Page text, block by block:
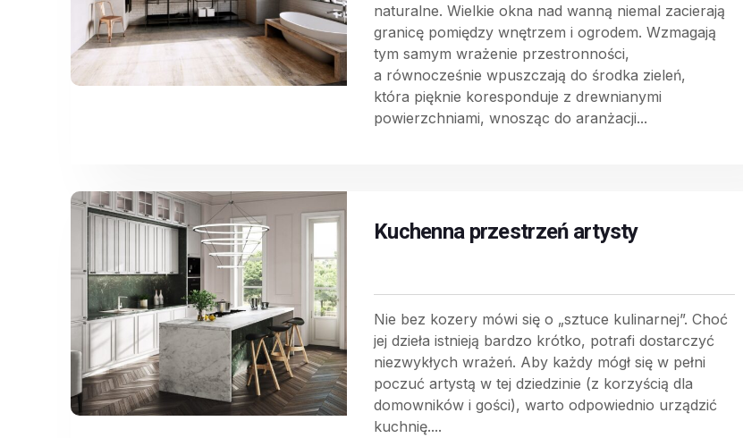
naturalne. Wielkie okna nad wanną niemal zacierają
granicę pomiędzy wnętrzem i ogrodem. Wzmagają
tym samym wrażenie przestronności,
a równocześnie wpuszczają do środka zieleń,
która pięknie koresponduje z drewnianymi
powierzchniami, wnosząc do aranżacji...
Kuchenna przestrzeń artysty
Nie bez kozery mówi się o „sztuce kulinarnej”. Choć
jej dzieła istnieją bardzo krótko, potrafi dostarczyć
niezwykłych wrażeń. Aby każdy mógł się w pełni
poczuć artystą w tej dziedzinie (z korzyścią dla
domowników i gości), warto odpowiednio urządzić
kuchnię....